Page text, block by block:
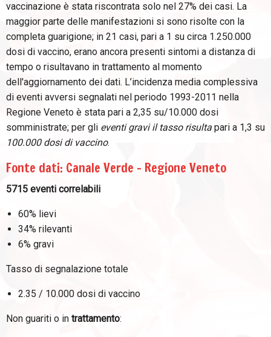
vaccinazione è stata riscontrata solo nel 27% dei casi. La
maggior parte delle manifestazioni si sono risolte con la
completa guarigione; in 21 casi, pari a 1 su circa 1.250.000
dosi di vaccino, erano ancora presenti sintomi a distanza di
tempo o risultavano in trattamento al momento
dell'aggiornamento dei dati. L’incidenza media complessiva
di eventi avversi segnalati nel periodo 1993-2011 nella
Regione Veneto è stata pari a 2,35 su/10.000 dosi
somministrate; per gli eventi gravi il tasso risulta pari a 1,3 su
100.000 dosi di vaccino.
Fonte dati: Canale Verde - Regione Veneto
5715 eventi correlabili
60% lievi
34% rilevanti
6% gravi
Tasso di segnalazione totale
2.35 / 10.000 dosi di vaccino
Non guariti o in trattamento: